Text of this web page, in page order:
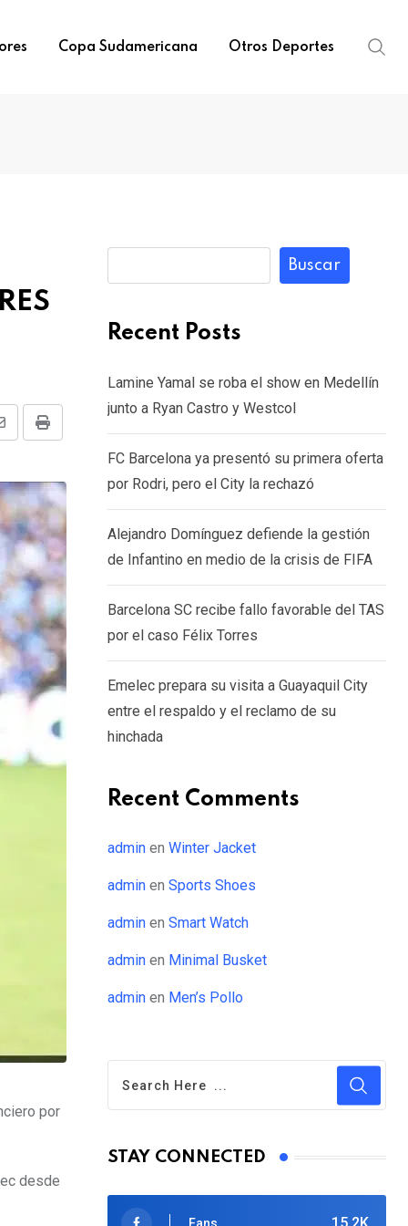
Copa Sudamericana Otros Deportes
Print
por
desde
Buscar
Recent Posts
Lamine Yamal se roba el show en Medellín
junto a Ryan Castro y Westcol
FC Barcelona ya presentó su primera oferta
por Rodri, pero el City la rechazó
Alejandro Domínguez defiende la gestión
de Infantino en medio de la crisis de FIFA
Barcelona SC recibe fallo favorable del TAS
por el caso Félix Torres
Emelec prepara su visita a Guayaquil City
entre el respaldo y el reclamo de su
hinchada
Recent Comments
admin en Winter Jacket
admin en Sports Shoes
admin en Smart Watch
admin en Minimal Busket
admin en Men’s Pollo
STAY CONNECTED